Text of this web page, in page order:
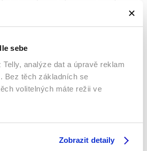
sebe
analýze dat a úpravě reklam
Bez těch základních se
volitelných máte režii ve
Zobrazit detaily
Diváci si však budou muset zvyknout i
odchodu Anguse Clouda se seriál
Fezca a v týmu chybí i Kat v podání
české ohlasy na Seznam Zprávách se
ztratila svou lehkost, ale získala na
barevná jízda, ale spíš pomalé, tísnivé
špička – kamera Marcella Réva stále
tak, jak to nikdo jiný neumí. Jenže